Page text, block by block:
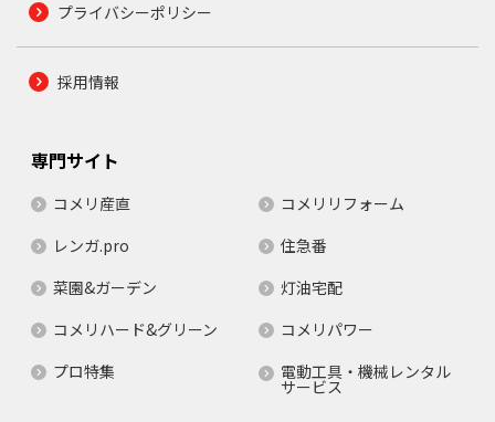
プライバシーポリシー
採用情報
専門サイト
コメリ産直
コメリリフォーム
レンガ.pro
住急番
菜園&ガーデン
灯油宅配
コメリハード&グリーン
コメリパワー
プロ特集
電動工具・機械レンタル
サービス